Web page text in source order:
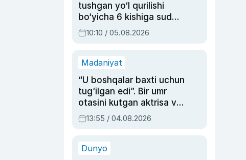
tushgan yo‘l qurilishi
bo‘yicha 6 kishiga sud
hukmi o‘qildi
10:10 / 05.08.2026
Madaniyat
“U boshqalar baxti uchun
tug‘ilgan edi”. Bir umr
otasini kutgan aktrisa va
dublyaj ustasi Rimma
Ahmedovaning
13:55 / 04.08.2026
Dunyo